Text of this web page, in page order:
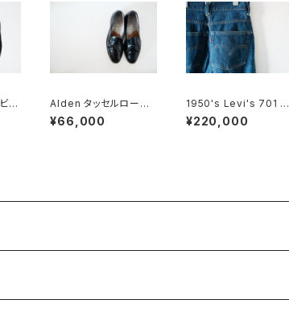
ッ
Alden タッセルローフ
ァー #660 10C
¥66,000
1950's Levi's 701 ビ
ッグE 24×30
¥220,000